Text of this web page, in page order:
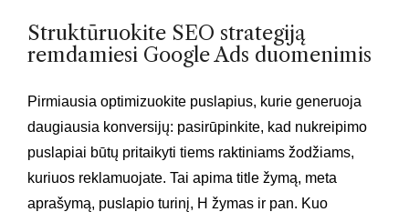
Struktūruokite SEO strategiją
remdamiesi Google Ads duomenimis
Pirmiausia optimizuokite puslapius, kurie generuoja
daugiausia konversijų: pasirūpinkite, kad nukreipimo
puslapiai būtų pritaikyti tiems raktiniams žodžiams,
kuriuos reklamuojate. Tai apima title žymą, meta
aprašymą, puslapio turinį, H žymas ir pan. Kuo